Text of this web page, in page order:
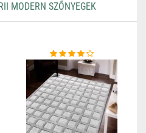
MODERN SZŐNYEGEK